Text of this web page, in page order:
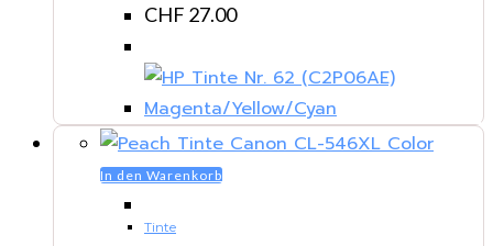
CHF 27.00
In den Warenkorb
Tinte